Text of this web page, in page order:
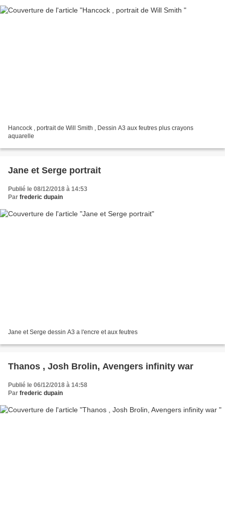
Hancock , portrait de Will Smith , Dessin A3 aux feutres plus crayons
aquarelle
Jane et Serge portrait
Publié le 08/12/2018 à 14:53
Par frederic dupain
Jane et Serge dessin A3 a l'encre et aux feutres
Thanos , Josh Brolin, Avengers infinity war
Publié le 06/12/2018 à 14:58
Par frederic dupain